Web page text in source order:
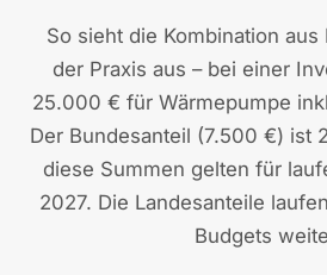
So sieht die Kombination aus
der Praxis aus – bei einer
25.000 € für Wärmepumpe
Der Bundesanteil (7.500 €) ist
diese Summen gelten für
2027. Die Landesanteile
Budgets